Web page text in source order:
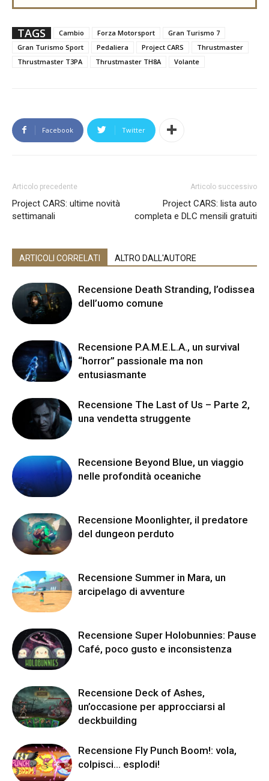
TAGS Cambio Forza Motorsport
Gran Turismo 7
Gran Turismo Sport
Pedaliera Project CARS
Thrustmaster
Thrustmaster T3PA
Thrustmaster TH8A Volante
Facebook Twitter
Articolo precedente
Project CARS: ultime novità
settimanali
Articolo successivo
Project CARS: lista auto
completa e DLC mensili gratuiti
ARTICOLI CORRELATI ALTRO DALL'AUTORE
Recensione Death Stranding, l’odissea
dell’uomo comune
Recensione P.A.M.E.L.A., un survival
“horror” passionale ma non
entusiasmante
Recensione The Last of Us – Parte 2,
una vendetta struggente
Recensione Beyond Blue, un viaggio
nelle profondità oceaniche
Recensione Moonlighter, il predatore
del dungeon perduto
Recensione Summer in Mara, un
arcipelago di avventure
Recensione Super Holobunnies: Pause
Café, poco gusto e inconsistenza
Recensione Deck of Ashes,
un’occasione per approcciarsi al
deckbuilding
Recensione Fly Punch Boom!: vola,
colpisci… esplodi!